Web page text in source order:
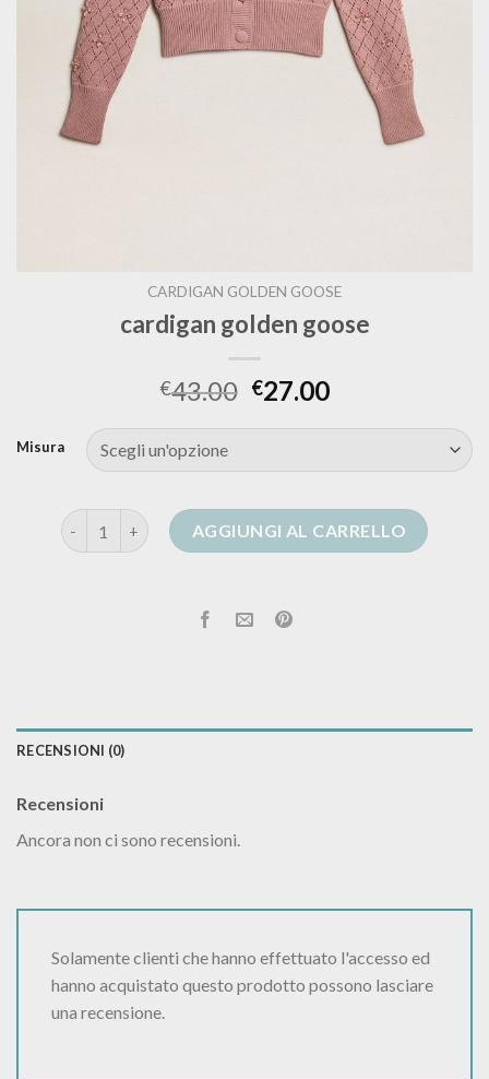
CARDIGAN GOLDEN GOOSE
cardigan golden goose
€43.00 €27.00
Misura
cardigan golden goose quantitàAGGIUNGI AL CARRELLO
RECENSIONI (0)
Recensioni
Ancora non ci sono recensioni.
Solamente clienti che hanno effettuato l'accesso ed
hanno acquistato questo prodotto possono lasciare
una recensione.